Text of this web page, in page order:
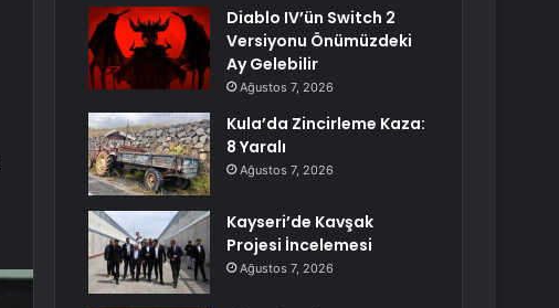
Diablo IV’ün Switch 2
Versiyonu Önümüzdeki
Ay Gelebilir
Ağustos 7, 2026
Kula’da Zincirleme Kaza:
8 Yaralı
Ağustos 7, 2026
Kayseri’de Kavşak
Projesi İncelemesi
Ağustos 7, 2026